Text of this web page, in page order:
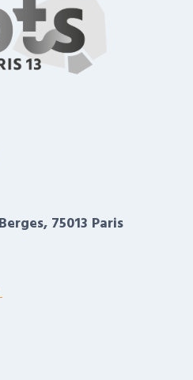
75013 Paris